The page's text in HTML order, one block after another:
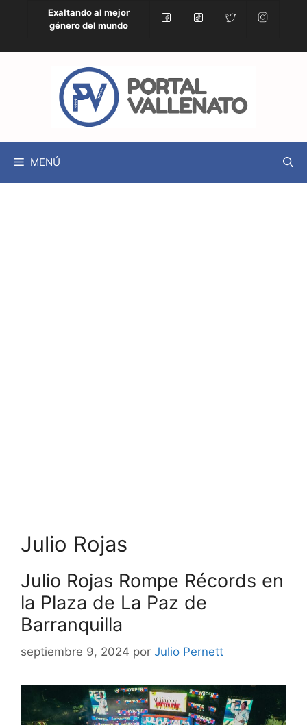
Exaltando al mejor
género del mundo
MENÚ
Julio Rojas
Julio Rojas Rompe Récords en
la Plaza de La Paz de
Barranquilla
septiembre 9, 2024 por Julio Pernett